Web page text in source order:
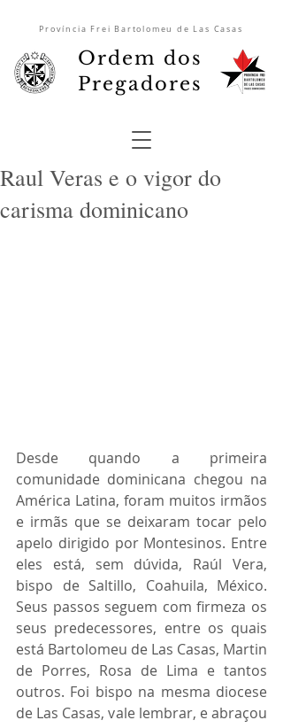
Província Frei Bartolomeu de Las Casas
Ordem dos
Pregadores
Raul Veras e o vigor do
carisma dominicano
Desde quando a primeira
comunidade dominicana chegou na
América Latina, foram muitos irmãos
e irmãs que se deixaram tocar pelo
apelo dirigido por Montesinos. Entre
eles está, sem dúvida, Raúl Vera,
bispo de Saltillo, Coahuila, México.
Seus passos seguem com firmeza os
seus predecessores, entre os quais
está Bartolomeu de Las Casas, Martin
de Porres, Rosa de Lima e tantos
outros. Foi bispo na mesma diocese
de Las Casas, vale lembrar, e abraçou